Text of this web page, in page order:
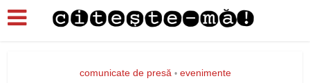
comunicate de presă • evenimente